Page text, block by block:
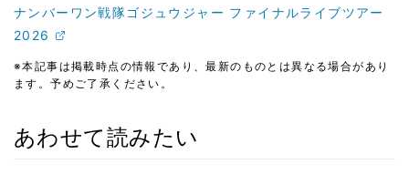
ナンバーワン戦隊ゴジュウジャー ファイナルライブツアー
2026
※本記事は掲載時点の情報であり、最新のものとは異なる場合があり
ます。予めご了承ください。
あわせて読みたい